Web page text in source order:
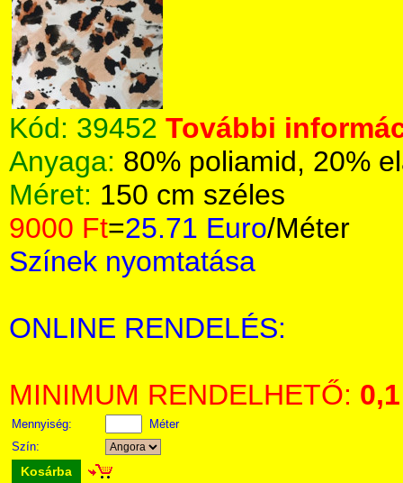
Kód: 39452 További
Anyaga: 80% poliamid, 20%
Méret: 150 cm széles
9000 Ft=25.71 Euro/Méter
Színek nyomtatása
ONLINE RENDELÉS:
MINIMUM RENDELHETŐ: 0,1
Mennyiség:
Méter
Szín:
Kosárba